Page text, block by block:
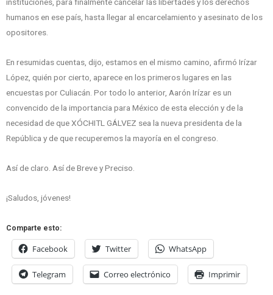
humanos en ese país, hasta llegar al encarcelamiento y asesinato de los
opositores.
En resumidas cuentas, dijo, estamos en el mismo camino, afirmó Irízar
López, quién por cierto, aparece en los primeros lugares en las
encuestas por Culiacán. Por todo lo anterior, Aarón Irízar es un
convencido de la importancia para México de esta elección y de la
necesidad de que XÓCHITL GÁLVEZ sea la nueva presidenta de la
República y de que recuperemos la mayoría en el congreso.
Así de claro. Así de Breve y Preciso.
¡Saludos, jóvenes!
Comparte esto:
Facebook Twitter WhatsApp
Telegram Correo electrónico Imprimir